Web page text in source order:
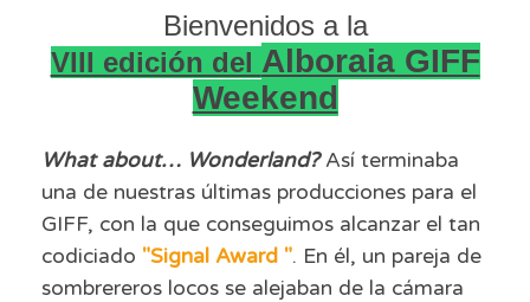
Bienvenidos a la
VIII edición del Alboraia GIFF
Weekend
What about… Wonderland?Así terminaba
una de nuestras últimas producciones para el
GIFF, con la que conseguimos alcanzar el tan
codiciado "Signal Award ". En él, un pareja de
sombrereros locos se alejaban de la cámara